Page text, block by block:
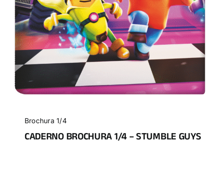
Brochura 1/4
CADERNO BROCHURA 1/4 – STUMBLE GUYS